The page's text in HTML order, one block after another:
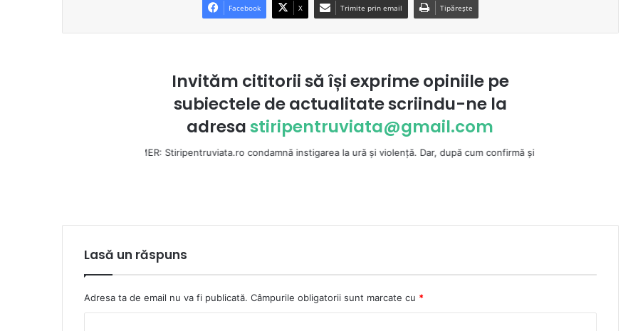
Facebook X Trimite prin email Tipărește
Invităm cititorii să își exprime opiniile pe
subiectele de actualitate scriindu-ne la
adresastiripentruviata@gmail.com
DISCLAIMER: Stiripentruviata.ro condamnă instigarea la ură şi violenţă. Dar, după cum confirmă şi CEDO în cazul Handyside vs.
Lasă un răspuns
Adresa ta de email nu va fi publicată. Câmpurile obligatorii sunt marcate cu *